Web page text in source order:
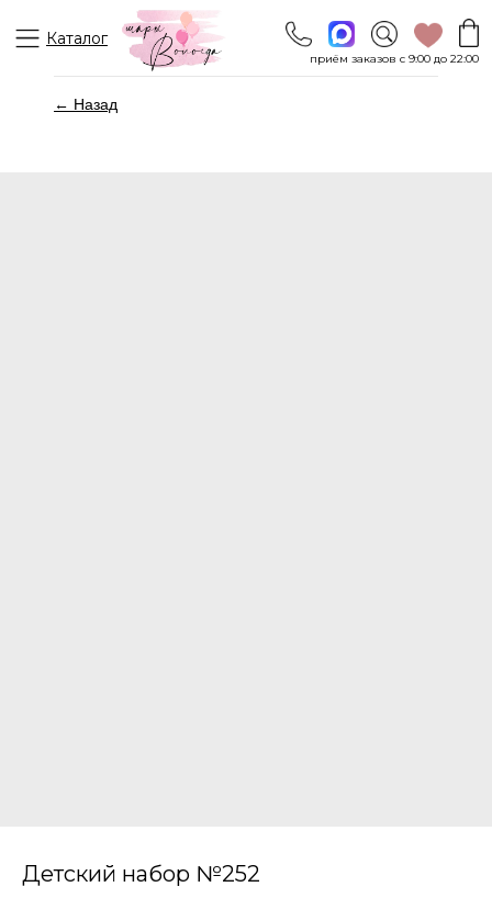
Каталог
приём заказов с 9:00 до 22:00
← Назад
Детский набор №252